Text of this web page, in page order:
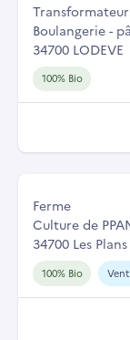
Transformateur
Boulangerie -
34700 LODEVE
100% Bio
Ferme
Culture de
34700 Les Plans
100% Bio